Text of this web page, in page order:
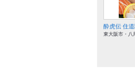
酔虎伝 住
東大阪市・八